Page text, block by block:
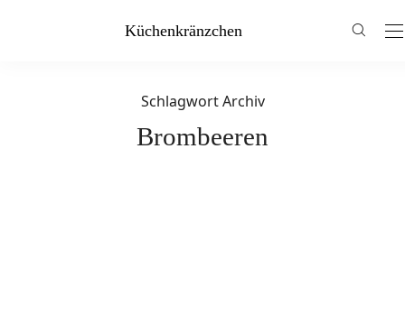
Küchenkränzchen
Schlagwort Archiv
Brombeeren